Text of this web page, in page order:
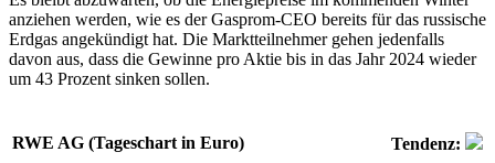
anziehen werden, wie es der Gasprom-CEO bereits für das russische
Erdgas angekündigt hat. Die Marktteilnehmer gehen jedenfalls
davon aus, dass die Gewinne pro Aktie bis in das Jahr 2024 wieder
um 43 Prozent sinken sollen.
RWE AG (Tageschart in Euro) Tendenz: